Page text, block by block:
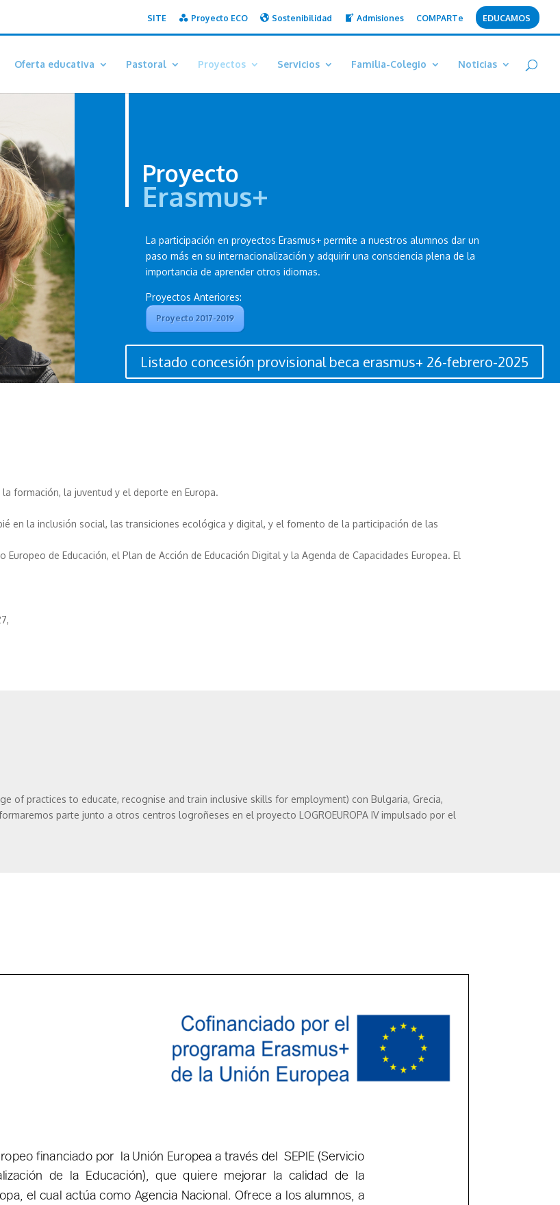
SITE Proyecto ECO Sostenibilidad Admisiones COMPARTe EDUCAMOS
Oferta educativa Pastoral Proyectos Servicios Familia-Colegio Noticias
Proyecto
Erasmus+
La participación en proyectos Erasmus+ permite a nuestros alumnos dar un
paso más en su internacionalización y adquirir una consciencia plena de la
importancia de aprender otros idiomas.
Proyectos Anteriores:
Proyecto 2017-2019
Listado concesión provisional beca erasmus+ 26-febrero-2025
formación, la juventud y el deporte en Europa.
en la inclusión social, las transiciones ecológica y digital, y el fomento de la participación de las
de Educación, el Plan de Acción de Educación Digital y la Agenda de Capacidades Europea. El
of practices to educate, recognise and train inclusive skills for employment) con Bulgaria, Grecia,
parte junto a otros centros logroñeses en el proyecto LOGRO­EUROPA IV impulsado por el